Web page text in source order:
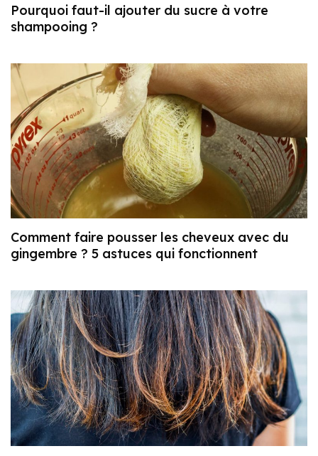
Pourquoi faut-il ajouter du sucre à votre
shampooing ?
Comment faire pousser les cheveux avec du
gingembre ? 5 astuces qui fonctionnent